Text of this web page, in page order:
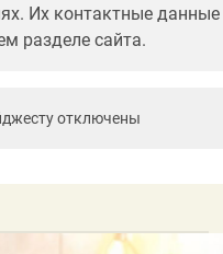
Их контактные данные
разделе сайта.
отключены